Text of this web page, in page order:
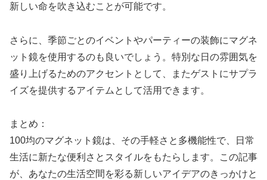
新しい命を吹き込むことが可能です。
さらに、季節ごとのイベントやパーティーの装飾にマグネ
ット鏡を使用するのも良いでしょう。特別な日の雰囲気を
盛り上げるためのアクセントとして、またゲストにサプラ
イズを提供するアイテムとして活用できます。
まとめ：
100均のマグネット鏡は、その手軽さと多機能性で、日常
生活に新たな便利さとスタイルをもたらします。この記事
が、あなたの生活空間を彩る新しいアイデアのきっかけと